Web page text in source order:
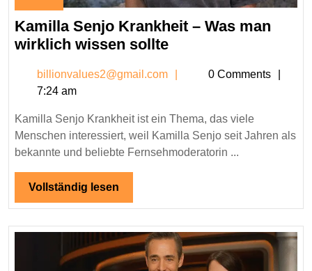
December
29,
2025
Kamilla Senjo Krankheit – Was man
wirklich wissen sollteKamilla
Krankheit
Was
man
wirklich
billionvalues2@gmail.com
0 Comments
7:24 am
Kamilla Senjo Krankheit ist ein Thema, das viele
Menschen interessiert, weil Kamilla Senjo seit Jahren als
bekannte und beliebte Fernsehmoderatorin ...
Vollständig lesen
lesen